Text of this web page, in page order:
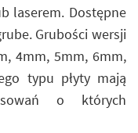
laserem. Dostępne
Grubości wersji
4mm, 5mm, 6mm,
typu płyty mają
o których